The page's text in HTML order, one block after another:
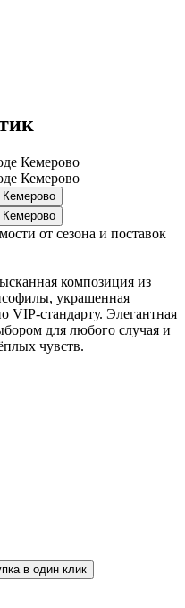
от сезона и поставок
композиция из
украшенная
VIP-стандарту. Элегантная
для любого случая и
чувств.
в один клик